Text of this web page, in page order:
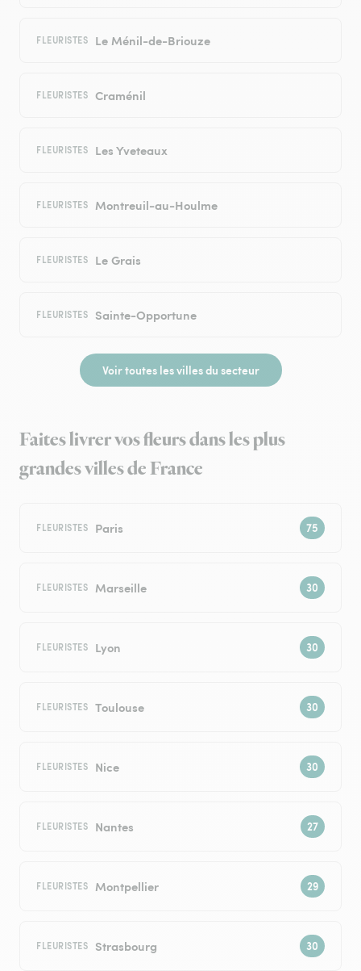
FLEURISTES Le Ménil-de-Briouze
FLEURISTES Craménil
FLEURISTES Les Yveteaux
FLEURISTES Montreuil-au-Houlme
FLEURISTES Le Grais
FLEURISTES Sainte-Opportune
Voir toutes les villes du secteur
Faites livrer vos fleurs dans les plus
grandes villes de France
FLEURISTES Paris
FLEURISTES Marseille
FLEURISTES Lyon
FLEURISTES Toulouse
FLEURISTES Nice
FLEURISTES Nantes
FLEURISTES Montpellier
FLEURISTES Strasbourg